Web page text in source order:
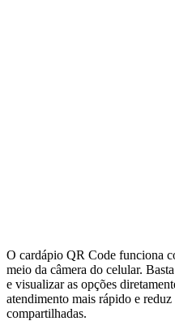
O cardápio QR Code funciona
meio da câmera do celular.
e visualizar as opções
atendimento mais rápido e
compartilhadas.